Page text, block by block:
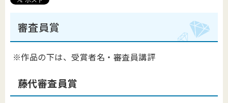
審査員賞
※作品の下は、受賞者名・審査員講評
藤代審査員賞